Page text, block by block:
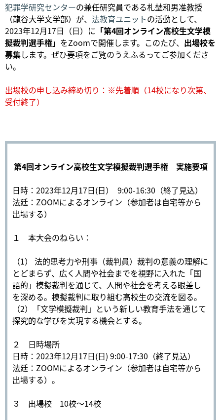
犯罪学研究センターの兼任研究員である札埜和男准教授
（龍谷大学文学部）が、 法教育ユニットの活動として、
2023年12月17日（日）に 「第4回オンライン高校生文学模
擬裁判選手権」 をZoomで開催します。このたび、 出場校を
募集します。ぜひ要項をご覧のうえふるってご参加くださ
い。
出場校の申し込み締め切り：※先着順（14校になり次第、
受付終了）
第4回オンライン高校生文学模擬裁判選手権 実施要項
日時：2023年12月17日(日） 9:00-16:30（終了見込）
法廷：ZOOMによるオンライン（参加者は自宅等から
出場する）
１ 本大会のねらい：
（1） 法的思考力や刑事（裁判員）裁判の意義の理解に
とどまらず、広く人間や社会までを視野に入れた「国
語的」模擬裁判を通じて、人間や社会を考える眼差し
を深める。模擬裁判に取り組む高校生の交流を図る。
（2）「文学模擬裁判」という新しい教育手法を通じて
探究的な学びを実現する機会とする。
２ 日時場所
日時：2023年12月17日(日) 9:00-17:30（終了見込）
法廷：ZOOMによるオンライン（参加者は自宅等から
出場する）。
３ 出場校 10校〜14校